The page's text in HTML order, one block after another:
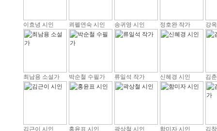
이효녕 시인 쾨펠연숙 시인 송귀영 시인 정호완 작가 강
최남용 소설가 박순철 수필가 류일석 작가 신혜경 시인 김
김근이 시인 홍윤표 시인 곽상철 시인 함미자 시인 김